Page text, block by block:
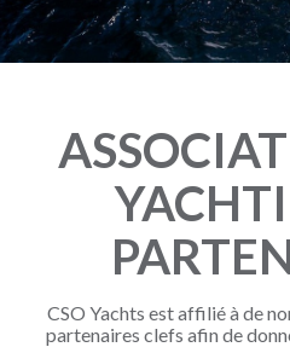
CSO Yachts est affilié à de
partenaires clefs afin de